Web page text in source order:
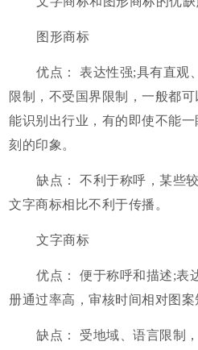
图形商标
优点： 表达性强;具有直观
限制，不受国界限制，一般都
能识别出行业，有的即使不能
刻的印象。
缺点： 不利于称呼，某些较
文字商标相比不利于传播。
文字商标
优点： 便于称呼和描述;表
册通过率高，审核时间相对图案
缺点： 受地域、语言限制，